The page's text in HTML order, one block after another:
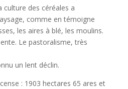
culture des céréales a
comme en témoigne
les aires à blé, les moulins.
Le pastoralisme, très
un lent déclin.
: 1903 hectares 65 ares et